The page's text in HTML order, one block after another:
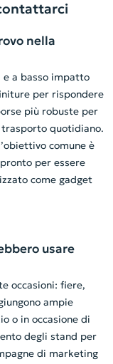
nella
a basso impatto
per rispondere
più robuste per
quotidiano.
comune è
per essere
come gadget
usare
occasioni: fiere,
ampie
o in occasione di
degli stand per
di marketing